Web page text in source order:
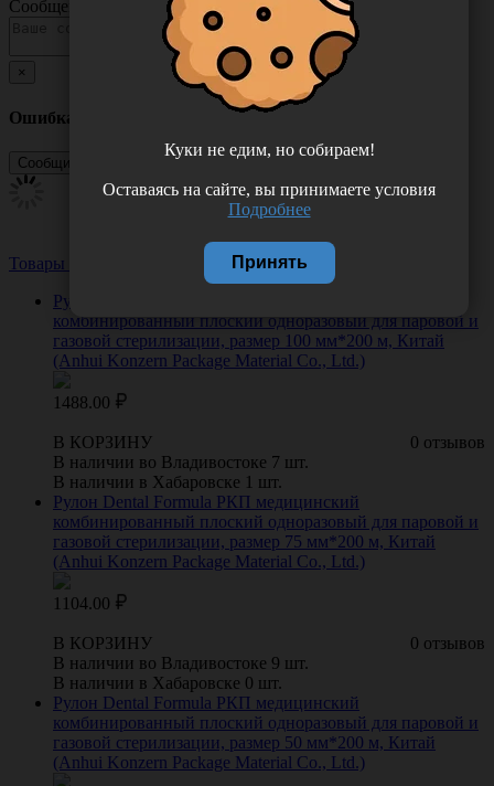
Сообщение
×
Ошибка
Товары из этой категории
Посмотреть все
Рулон Dental Formula РКП медицинский
комбинированный плоский одноразовый для паровой и
газовой стерилизации, размер 100 мм*200 м, Китай
(Anhui Konzern Package Material Co., Ltd.)
1488.00
0 отзывов
В КОРЗИНУ
В наличии во Владивостоке 7 шт.
В наличии в Хабаровске 1 шт.
Рулон Dental Formula РКП медицинский
комбинированный плоский одноразовый для паровой и
газовой стерилизации, размер 75 мм*200 м, Китай
(Anhui Konzern Package Material Co., Ltd.)
1104.00
0 отзывов
В КОРЗИНУ
В наличии во Владивостоке 9 шт.
В наличии в Хабаровске 0 шт.
Рулон Dental Formula РКП медицинский
комбинированный плоский одноразовый для паровой и
газовой стерилизации, размер 50 мм*200 м, Китай
(Anhui Konzern Package Material Co., Ltd.)
Куки не едим, но собираем!
Оставаясь на сайте, вы принимаете условия
Подробнее
Принять